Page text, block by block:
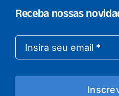
Receba nossas